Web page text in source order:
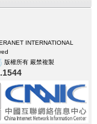
INTERNATIONAL
版權所有 嚴禁複製